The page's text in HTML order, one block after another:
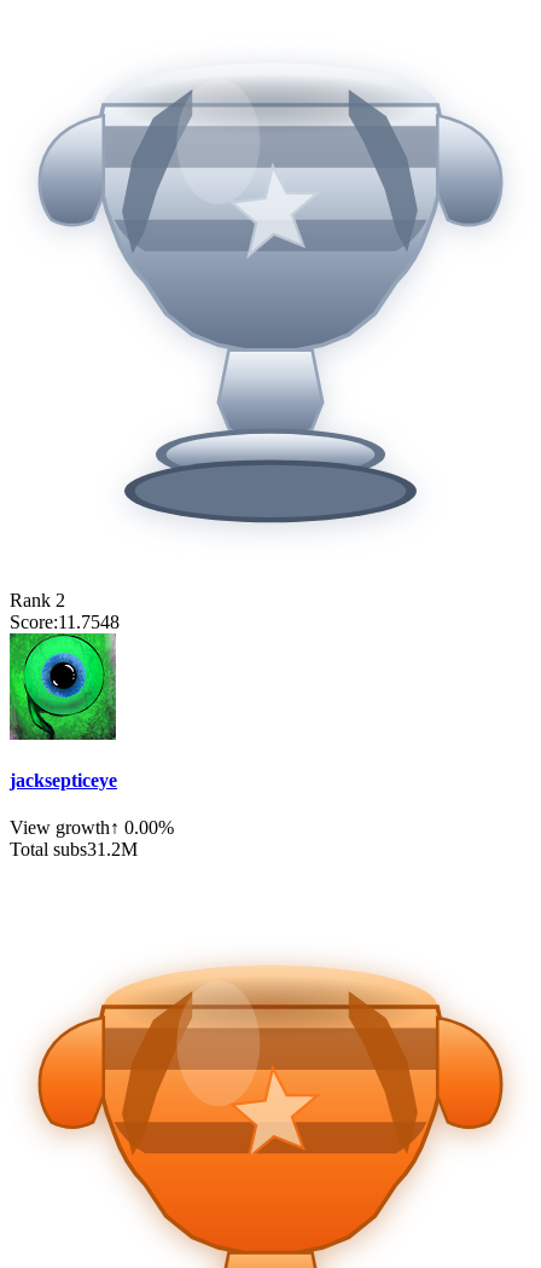
Rank 2
Score:11.7548
jacksepticeye
View growth↑ 0.00%
Total subs31.2M